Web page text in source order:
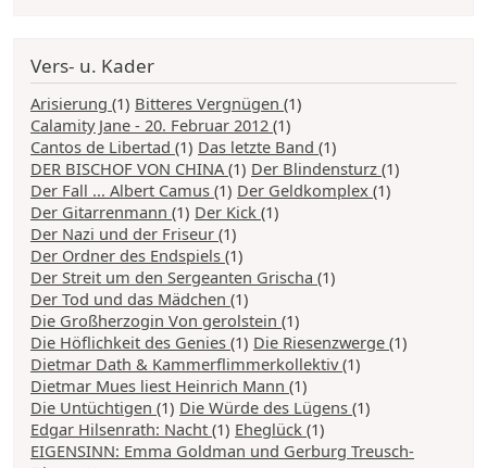
Vers- u. Kader
Arisierung (1) Bitteres Vergnügen (1)
Calamity Jane - 20. Februar 2012 (1)
Cantos de Libertad (1) Das letzte Band (1)
DER BISCHOF VON CHINA(1) Der Blindensturz (1)
Der Fall ... Albert Camus (1) Der Geldkomplex (1)
Der Gitarrenmann (1) Der Kick (1)
Der Nazi und der Friseur (1)
Der Ordner des Endspiels (1)
Der Streit um den Sergeanten Grischa (1)
Der Tod und das Mädchen (1)
Die Großherzogin Von gerolstein (1)
Die Höflichkeit des Genies (1) Die Riesenzwerge (1)
Dietmar Dath & Kammerflimmerkollektiv(1)
Dietmar Mues liest Heinrich Mann (1)
Die Untüchtigen (1) Die Würde des Lügens (1)
Edgar Hilsenrath: Nacht (1) Eheglück (1)
EIGENSINN: Emma Goldman und Gerburg Treusch-